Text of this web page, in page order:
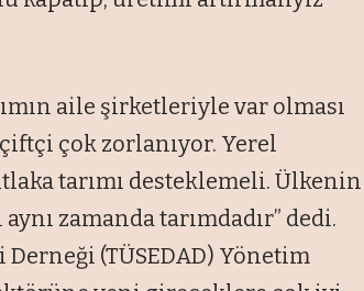
aile şirketleriyle var olması
çok zorlanıyor. Yerel
tarımı desteklemeli. Ülkenin
zamanda tarımdadır” dedi.
Derneği (TÜSEDAD) Yönetim